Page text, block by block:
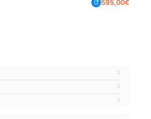
595,00€